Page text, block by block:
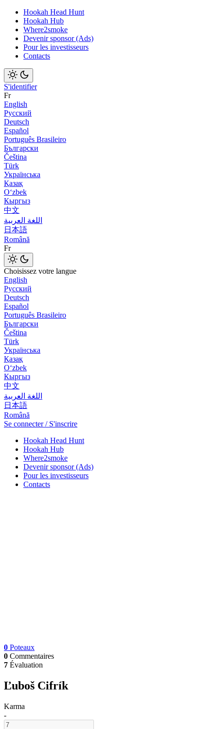
Hookah Head Hunt
Hookah Hub
Where2smoke
Devenir sponsor (Ads)
Pour les investisseurs
Contacts
S'identifier
Fr
English
Русский
Deutsch
Español
Português Brasileiro
Български
Čeština
Türk
Українська
Қазақ
Оʻzbek
Кыргыз
中文
اللغة العربية
日本語
Română
Fr
Choisissez votre langue
English
Русский
Deutsch
Español
Português Brasileiro
Български
Čeština
Türk
Українська
Қазақ
Оʻzbek
Кыргыз
中文
اللغة العربية
日本語
Română
Se connecter / S'inscrire
Hookah Head Hunt
Hookah Hub
Where2smoke
Devenir sponsor (Ads)
Pour les investisseurs
Contacts
0 Poteaux
0 Commentaires
7 Évaluation
Ľuboš Cifrík
Karma
-